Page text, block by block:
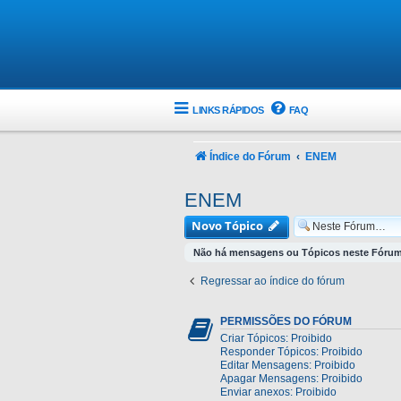
LINKS RÁPIDOS FAQ
Índice do Fórum ENEM
ENEM
Novo Tópico
Não há mensagens ou Tópicos neste
Regressar ao índice do fórum
PERMISSÕES DO FÓRUM
Criar Tópicos: Proibido
Responder Tópicos: Proibido
Editar Mensagens: Proibido
Apagar Mensagens: Proibido
Enviar anexos: Proibido